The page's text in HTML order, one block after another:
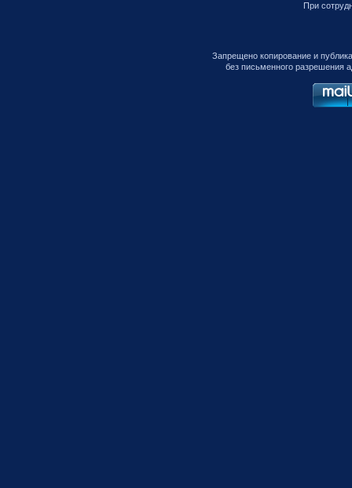
При
Запрещено копирование и
без письменного разрешения